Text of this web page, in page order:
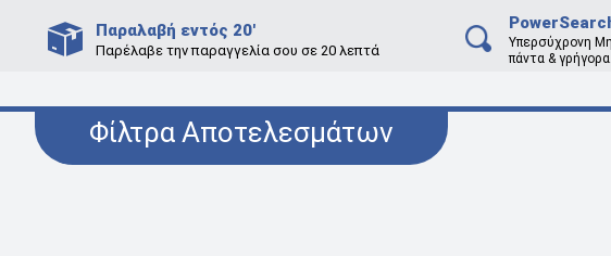
Παραλαβή εντός 20'
Παρέλαβε την παραγγελία σου σε 20 λεπτά
Υπερσύχρονη
πάντα & γρήγορα.
Φίλτρα Αποτελεσμάτων